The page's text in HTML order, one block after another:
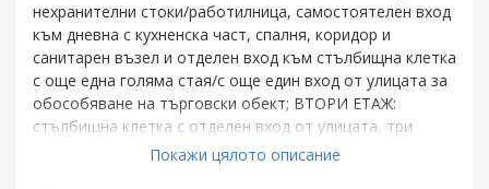
нехранителни стоки/работилница, самостоятелен вход
към дневна с кухненска част, спалня, коридор и
санитарен възел и отделен вход към стълбищна клетка
с още една голяма стая/с още един вход от улицата за
обособяване на търговски обект; ВТОРИ ЕТАЖ:
стълбищна клетка с отделен вход от улицата, три
спални, две дневни, два санитарни възела и две тераси
Покажи цялото описание